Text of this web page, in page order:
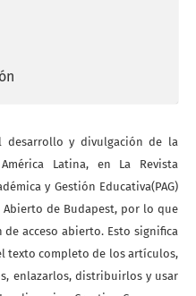
y divulgación de la
Latina, en La Revista
y Gestión Educativa(PAG)
de Budapest, por lo que
acceso abierto. Esto significa
texto completo de los artículos,
enlazarlos, distribuirlos y usar